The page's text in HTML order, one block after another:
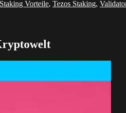
Staking Vorteile, Tezos Staking,